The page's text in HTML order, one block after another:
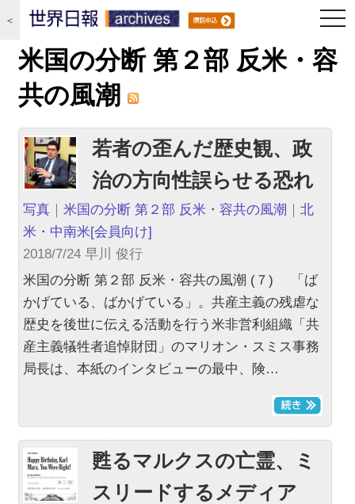
＜
米国の分断 第２部 反米・容
共の風潮
若者の歪んだ歴史観、政
治の方向性誤らせる恐れ
写真 ｜米国の分断 第２部 反米・容共の風潮 ｜北
米・中南米[会員向け]
2018/7/24 早川 俊行
米国の分断 第２部 反米・容共の風潮 (７) 「ば
かげている、ばかげている」。共産主義の残虐な
歴史を後世に伝える活動を行う米非営利組織「共
産主義犠牲者追悼財団」のマリオン・スミス事務
局長は、本紙のインタビューの最中、険…
甦るマルクスの亡霊、ミ
スリードするメディア